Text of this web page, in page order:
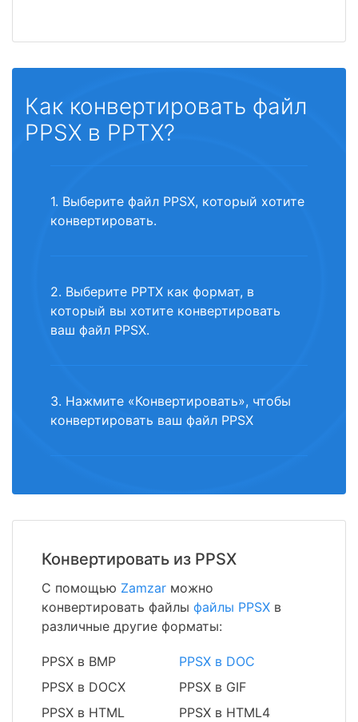
Как конвертировать файл
PPSX в PPTX?
1. Выберите файл PPSX, который хотите
конвертировать.
2. Выберите PPTX как формат, в
который вы хотите конвертировать
ваш файл PPSX.
3. Нажмите «Конвертировать», чтобы
конвертировать ваш файл PPSX
Конвертировать из PPSX
С помощью Zamzar можно
конвертировать файлы файлы PPSX в
различные другие форматы:
PPSX в BMP
PPSX в DOC
PPSX в DOCX
PPSX в GIF
PPSX в HTML
PPSX в HTML4